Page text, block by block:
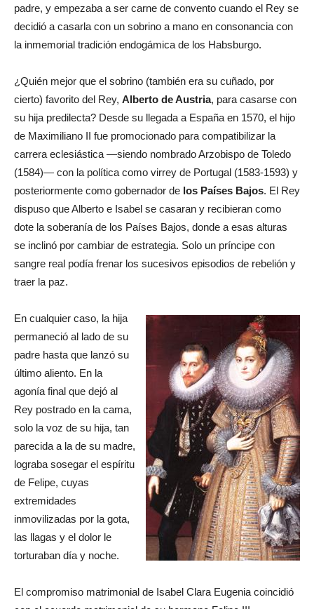
padre, y empezaba a ser carne de convento cuando el Rey se
decidió a casarla con un sobrino a mano en consonancia con
la inmemorial tradición endogámica de los Habsburgo.
¿Quién mejor que el sobrino (también era su cuñado, por
cierto) favorito del Rey, Alberto de Austria, para casarse con
su hija predilecta? Desde su llegada a España en 1570, el hijo
de Maximiliano II fue promocionado para compatibilizar la
carrera eclesiástica —siendo nombrado Arzobispo de Toledo
(1584)— con la política como virrey de Portugal (1583-1593) y
posteriormente como gobernador de los Países Bajos. El Rey
dispuso que Alberto e Isabel se casaran y recibieran como
dote la soberanía de los Países Bajos, donde a esas alturas
se inclinó por cambiar de estrategia. Solo un príncipe con
sangre real podía frenar los sucesivos episodios de rebelión y
traer la paz.
En cualquier caso, la hija
permaneció al lado de su
padre hasta que lanzó su
último aliento. En la
agonía final que dejó al
Rey postrado en la cama,
solo la voz de su hija, tan
parecida a la de su madre,
lograba sosegar el espíritu
de Felipe, cuyas
extremidades
inmovilizadas por la gota,
las llagas y el dolor le
torturaban día y noche.
El compromiso matrimonial de Isabel Clara Eugenia coincidió